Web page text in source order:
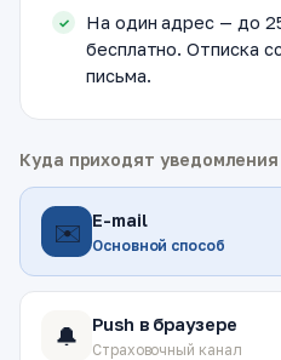
На один адрес — до
бесплатно. Отписка
письма.
Куда приходят уведомления
✉️ E-mail
Основной способ
🔔 Push в браузере
Страховочный канал